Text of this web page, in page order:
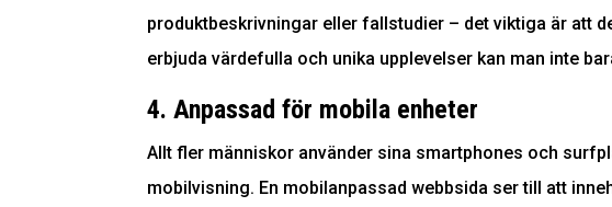
produktbeskrivningar eller fallstudier – det viktiga är att
erbjuda värdefulla och unika upplevelser kan man inte
4. Anpassad för mobila enheter
Allt fler människor använder sina smartphones och
mobilvisning. En mobilanpassad webbsida ser till att